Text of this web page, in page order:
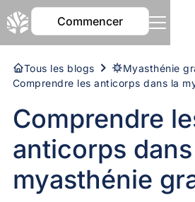
Commencer
Tous les blogs
Myasthénie
Comprendre les anticorps dans la
Comprendre
anticorps
myasthénie